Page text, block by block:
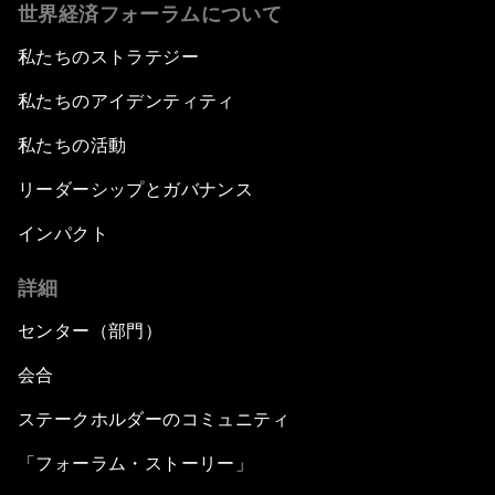
世界経済フォーラムについて
私たちのストラテジー
私たちのアイデンティティ
私たちの活動
リーダーシップとガバナンス
インパクト
詳細
センター（部門）
会合
ステークホルダーのコミュニティ
「フォーラム・ストーリー」